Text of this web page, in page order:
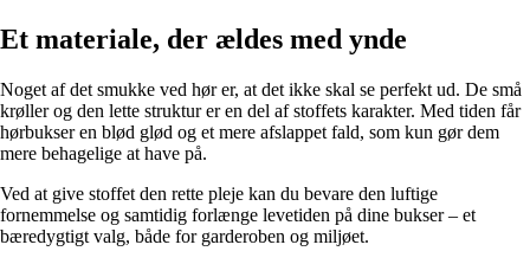
Et materiale, der ældes med ynde
Noget af det smukke ved hør er, at det ikke skal se perfekt ud. De små
krøller og den lette struktur er en del af stoffets karakter. Med tiden får
hørbukser en blød glød og et mere afslappet fald, som kun gør dem
mere behagelige at have på.
Ved at give stoffet den rette pleje kan du bevare den luftige
fornemmelse og samtidig forlænge levetiden på dine bukser – et
bæredygtigt valg, både for garderoben og miljøet.